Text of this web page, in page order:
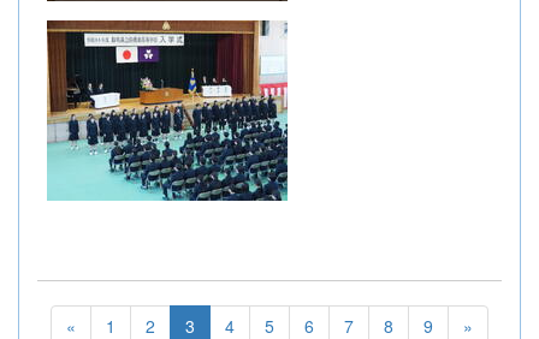
« 1 2 3 4 5 6 7 8 9 »